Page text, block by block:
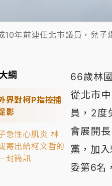
10年前連任北市議員，兒子
綱
界對柯P指控捕
影
急性心肌炎 林
寄出給柯文哲的
封簡訊
66歲林
從北市
員，2度
會展開
黨，加
委第6名